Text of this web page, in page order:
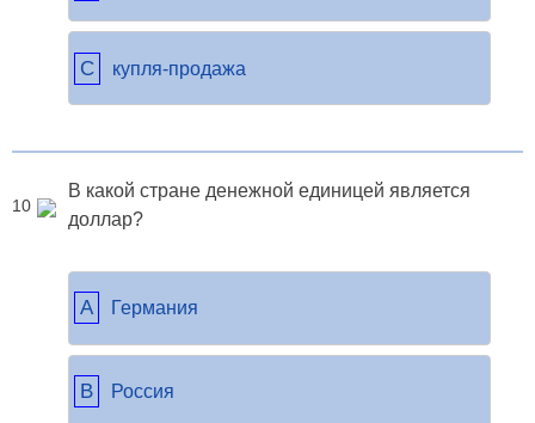
C купля-продажа
10
В какой стране денежной единицей является
доллар?
A Германия
B Россия